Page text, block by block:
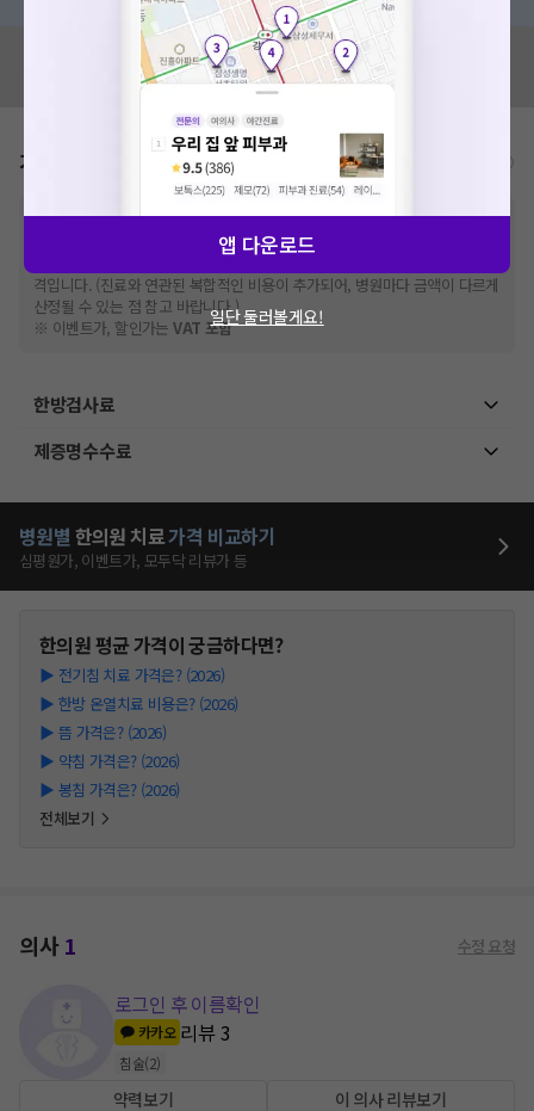
혹시 잘못된 병원정보가 있나요?
모두닥 팀에 알려주세요!
가격표 비급여/급여 진료란?
※비급여 항목의 경우,추가비용 등으로 실제 가격과 상이할 수 있으니, 정확
한 가격은 해당 의료기관에 직접 문의해주세요.
건강보험심사평가원
격입니다. (진료와 연관된 복합적인 비용이 추가되어, 병원마다 금액이 다르게
산정될 수 있는 점 참고 바랍니다.)
※ 이벤트가, 할인가는VAT 포함
한방검사료
제증명수수료
병원별 한의원 치료가격 비교하기
심평원가, 이벤트가, 모두닥 리뷰가 등
한의원평균 가격이 궁금하다면?
▶ 전기침 치료 가격은? (2026)
▶ 한방 온열치료 비용은? (2026)
▶ 뜸 가격은? (2026)
▶ 약침 가격은? (2026)
▶ 봉침 가격은? (2026)
전체보기
의사1 수정 요청
로그인 후 이름확인
카카오 리뷰3
침술(2)
약력보기 이 의사 리뷰보기
앱 다운로드
일단 둘러볼게요!